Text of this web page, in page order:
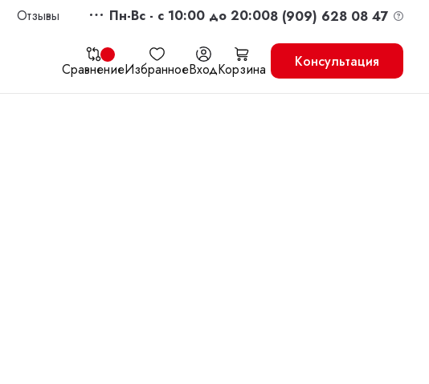
Отзывы Пн-Вс - c 10:00 до 20:008 (909) 628 08 47
СравнениеИзбранноеВходКорзина Консультация